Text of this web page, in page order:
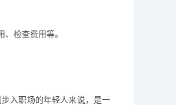
检查费用等。
入职场的年轻人来说，是一